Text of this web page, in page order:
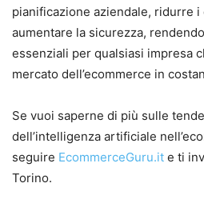
pianificazione aziendale, ridurre
aumentare la sicurezza,
essenziali per qualsiasi impresa
mercato dell’ecommerce in
Se vuoi saperne di più sulle
dell’intelligenza artificiale
seguire EcommerceGuru.it e ti
Torino.